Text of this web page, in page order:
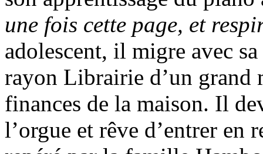
une fois cette page, et
adolescent, il migre avec
rayon Librairie d’un grand
finances de la maison. Il
l’orgue et rêve d’entrer